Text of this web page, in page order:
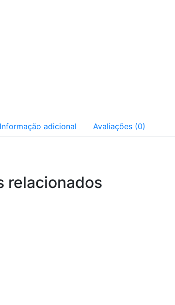
Informação adicional Avaliações (0)
relacionados